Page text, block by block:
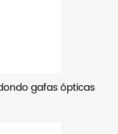
gafas ópticas